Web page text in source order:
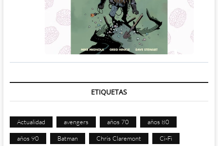
ETIQUETAS
Actualidad avengers años 70 años 80
años 90 Batman Chris Claremont Ci-Fi